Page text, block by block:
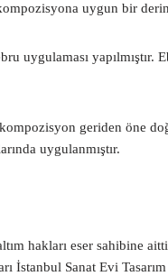
uygun bir
yapılmıştır.
geriden öne
uygulanmıştır.
hakları eser sahibine
İstanbul Sanat Evi